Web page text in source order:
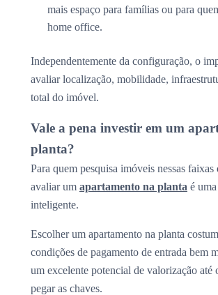
mais espaço para famílias ou para
home office.
Independentemente da configuração, o
avaliar localização, mobilidade,
total do imóvel.
Vale a pena investir em um
planta?
Para quem pesquisa imóveis nessas faixas
avaliar um apartamento na planta é
inteligente.
Escolher um apartamento na planta
condições de pagamento de entrada bem
um excelente potencial de valorização até
pegar as chaves.